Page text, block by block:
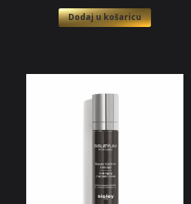
Dodaj u košaricu